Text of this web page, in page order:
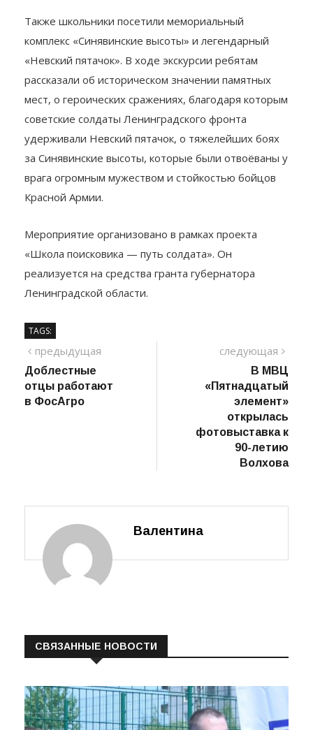
Также школьники посетили мемориальный
комплекс «Синявинские высоты» и легендарный
«Невский пятачок». В ходе экскурсии ребятам
рассказали об историческом значении памятных
мест, о героических сражениях, благодаря которым
советские солдаты Ленинградского фронта
удерживали Невский пятачок, о тяжелейших боях
за Синявинские высоты, которые были отвоёваны у
врага огромным мужеством и стойкостью бойцов
Красной Армии.
Мероприятие организовано в рамках проекта
«Школа поисковика — путь солдата». Он
реализуется на средства гранта губернатора
Ленинградской области.
TAGS:
Навигация
по
записям
предыдущая
Доблестные
отцы работают
в ФосАгро
следующая
В МВЦ
«Пятнадцатый
элемент»
открылась
фотовыставка к
90-летию
Волхова
Валентина
СВЯЗАННЫЕ НОВОСТИ